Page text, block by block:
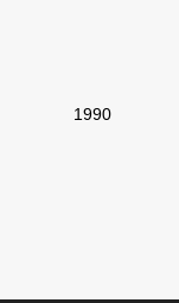
1990